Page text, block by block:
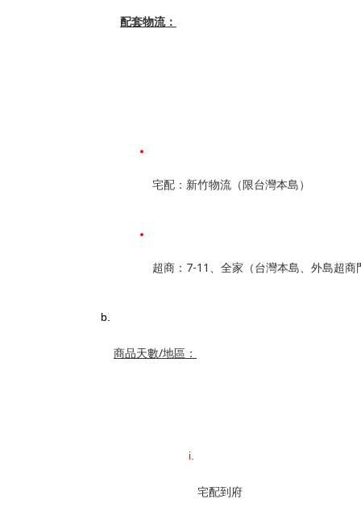
配套物流：
宅配：新竹物流（限台灣本島）
超商：7-11、全家（台灣本島、外島超商
商品天數/地區：
宅配到府